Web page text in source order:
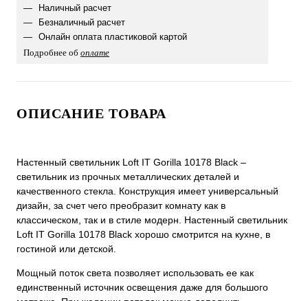
Наличный расчет
Безналичный расчет
Онлайн оплата пластиковой картой
Подробнее об оплате
ОПИСАНИЕ ТОВАРА
Настенный светильник Loft IT Gorilla 10178 Black –
светильник из прочных металлических деталей и
качественного стекла. Конструкция имеет универсальный
дизайн, за счет чего преобразит комнату как в
классическом, так и в стиле модерн. Настенный светильник
Loft IT Gorilla 10178 Black хорошо смотрится на кухне, в
гостиной или детской.
Мощный поток света позволяет использовать ее как
единственный источник освещения даже для большого